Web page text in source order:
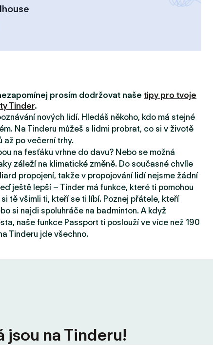
prosím dodržovat naše tipy pro tvoje
Tinder.
nových lidí. Hledáš někoho, kdo má stejné
Na Tinderu můžeš s lidmi probrat, co si v životě
až po večerní trhy.
na fesťáku vrhne do davu? Nebo se možná
záleží na klimatické změně. Do současné chvíle
propojení, takže v propojování lidí nejsme žádní
ještě lepší – Tinder má funkce, které ti pomohou
tě všimli ti, kteří se ti líbí. Poznej přátele, kteří
si najdi spoluhráče na badminton. A když
naše funkce Passport ti poslouží ve více než 190
Tinderu jde všechno.
jsou na Tinderu!